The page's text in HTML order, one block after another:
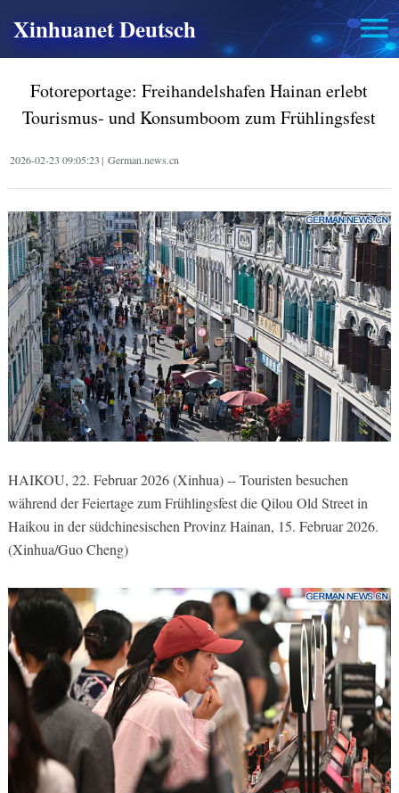
Xinhuanet Deutsch
Fotoreportage: Freihandelshafen Hainan erlebt
Tourismus- und Konsumboom zum Frühlingsfest
2026-02-23 09:05:23| German.news.cn
HAIKOU, 22. Februar 2026 (Xinhua) -- Touristen besuchen
während der Feiertage zum Frühlingsfest die Qilou Old Street in
Haikou in der südchinesischen Provinz Hainan, 15. Februar 2026.
(Xinhua/Guo Cheng)